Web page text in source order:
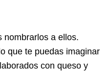
nombrarlos a ellos.
que te puedas imaginar
con queso y